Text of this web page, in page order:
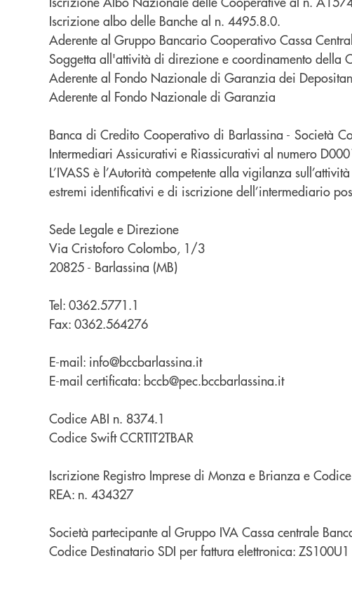
Iscrizione albo delle Banche al n. 4495.8.0.
Aderente al Gruppo Bancario Cooperativo Cassa
Soggetta all'attività di direzione e coordinamento della
Aderente al Fondo Nazionale di Garanzia dei
Aderente al Fondo Nazionale di Garanzia
Banca di Credito Cooperativo di Barlassina - Società
Intermediari Assicurativi e Riassicurativi al numero
L’IVASS è l’Autorità competente alla vigilanza
estremi identificativi e di iscrizione dell’intermediario
Sede Legale e Direzione
Via Cristoforo Colombo, 1/3
20825 - Barlassina (MB)
Tel: 0362.5771.1
Fax: 0362.564276
E-mail: info@bccbarlassina.it
E-mail certificata: bccb@pec.bccbarlassina.it
Codice ABI n. 8374.1
Codice Swift CCRTIT2TBAR
Iscrizione Registro Imprese di Monza e Brianza e
REA: n. 434327
Società partecipante al Gruppo IVA Cassa centrale
Codice Destinatario SDI per fattura elettronica: ZS100U1